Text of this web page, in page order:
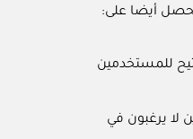
أيضا على:
للمستخدمين
لا يرغبون في